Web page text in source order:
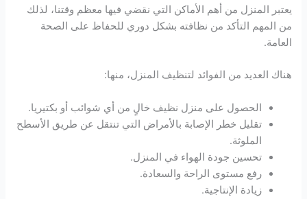
يعتبر المنزل من أهم الأماكن التي نقضي فيها معظم وقتنا، لذلك
من المهم التأكد من نظافته بشكل دوري للحفاظ على الصحة
العامة.
هناك العديد من الفوائد لتنظيف المنزل، منها:
الحصول على منزل نظيف خالٍ من أي شوائب أو بكتيريا.
تقليل خطر الإصابة بالأمراض التي تنتقل عن طريق الأسطح
الملوثة.
تحسين جودة الهواء في المنزل.
رفع مستوى الراحة والسعادة.
زيادة الإنتاجية.